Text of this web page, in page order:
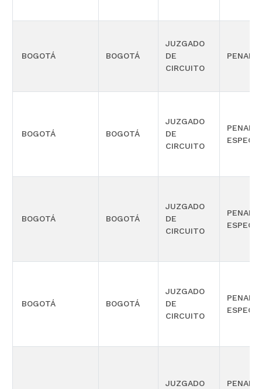
BOGOTÁ BOGOTÁ
JUZGADO
DE
CIRCUITO
PENAL
BOGOTÁ BOGOTÁ
JUZGADO
DE
CIRCUITO
PENAL
BOGOTÁ BOGOTÁ
JUZGADO
DE
CIRCUITO
PENAL
BOGOTÁ BOGOTÁ
JUZGADO
DE
CIRCUITO
PENAL
JUZGADO
PENAL